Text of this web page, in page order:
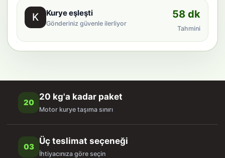
K Kurye eşleşti
Gönderiniz güvenle ilerliyor
58 dk
Tahmini
20
20 kg'a kadar paket
Motor kurye taşıma sınırı
03
Üç teslimat seçeneği
İhtiyacınıza göre seçin